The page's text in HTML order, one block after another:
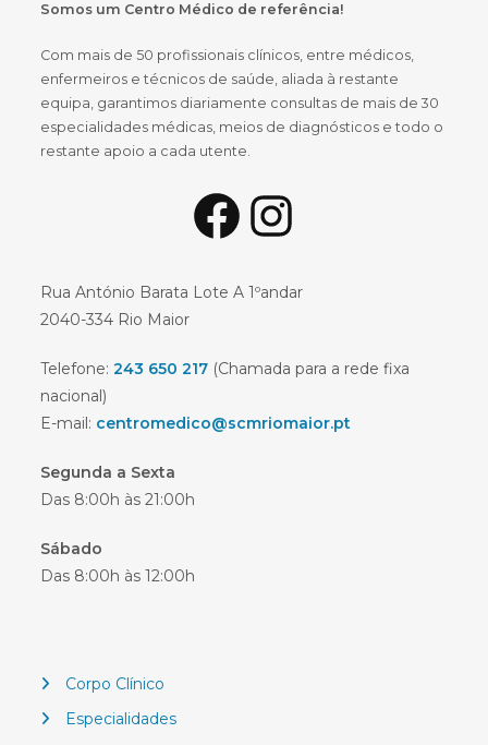
Somos um Centro Médico de referência!
Com mais de 50 profissionais clínicos, entre médicos,
enfermeiros e técnicos de saúde, aliada à restante
equipa, garantimos diariamente consultas de mais de 30
especialidades médicas, meios de diagnósticos e todo o
restante apoio a cada utente.
FacebookInstagram
Rua António Barata Lote A 1ºandar
2040-334 Rio Maior
Telefone:243 650 217 (Chamada para a rede fixa
nacional)
E-mail: centromedico@scmriomaior.pt
Segunda a Sexta
Das 8:00h às 21:00h
Sábado
Das 8:00h às 12:00h
Corpo Clínico
Especialidades